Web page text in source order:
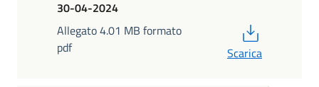
30-04-2024
Allegato 4.01 MB formato
pdf
Scarica